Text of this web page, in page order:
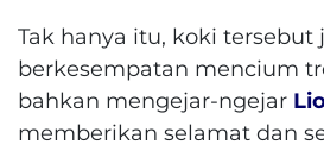
Tak hanya itu, koki tersebut
berkesempatan mencium
bahkan mengejar-ngejar
memberikan selamat dan